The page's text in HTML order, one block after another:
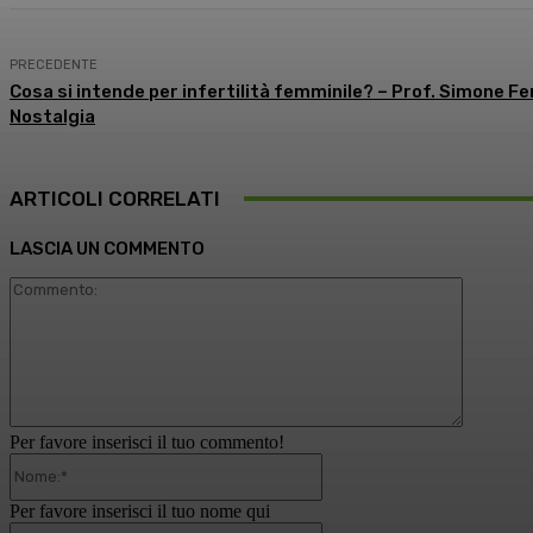
PRECEDENTE
Cosa si intende per infertilità femminile? – Prof. Simone
Nostalgia
ARTICOLI CORRELATI
LASCIA UN COMMENTO
Per favore inserisci il tuo commento!
Per favore inserisci il tuo nome qui